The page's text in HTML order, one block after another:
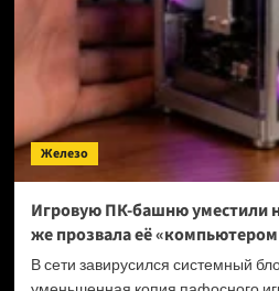
и
FPS
для
Steam
Machine
после
Железо
Игровую ПК-башню уместили
же прозвала её
В сети завирусился системный